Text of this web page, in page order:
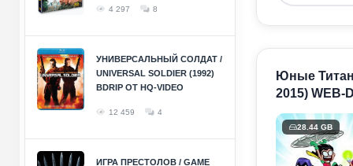
4 297 8
УНИВЕРСАЛЬНЫЙ СОЛДАТ /
UNIVERSAL SOLDIER (1992)
BDRIP ОТ HQ-VIDEO
12 459 4
ИГРА ПРЕСТОЛОВ / GAME
Юные
2015) WEB-
28.44 GB